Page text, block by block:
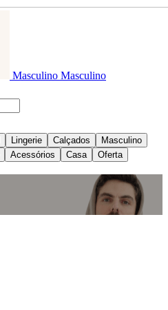
Masculino Masculino
Lingerie Calçados
Masculino
Acessórios Casa Oferta